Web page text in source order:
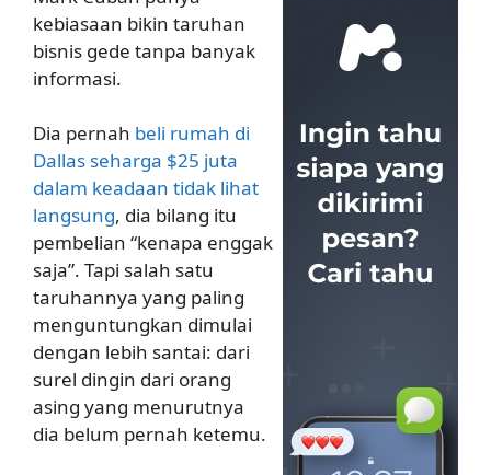
kebiasaan bikin taruhan
bisnis gede tanpa banyak
informasi.
Dia pernah beli rumah di
Dallas seharga $25 juta
dalam keadaan tidak lihat
langsung, dia bilang itu
pembelian “kenapa enggak
saja”. Tapi salah satu
taruhannya yang paling
menguntungkan dimulai
dengan lebih santai: dari
surel dingin dari orang
asing yang menurutnya
dia belum pernah ketemu.